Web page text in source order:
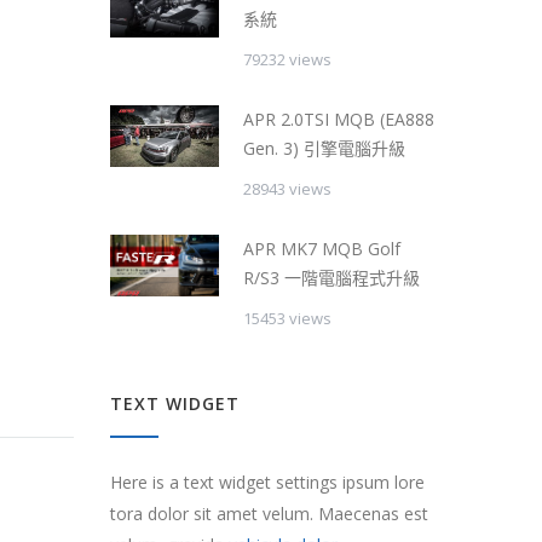
系統
79232 views
APR 2.0TSI MQB (EA888
Gen. 3) 引擎電腦升級
28943 views
APR MK7 MQB Golf
R/S3 一階電腦程式升級
15453 views
TEXT WIDGET
Here is a text widget settings ipsum lore
tora dolor sit amet velum. Maecenas est